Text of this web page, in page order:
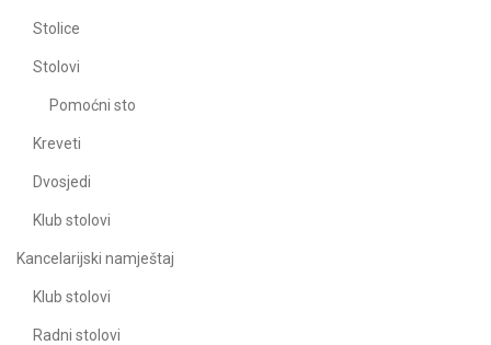
Stolice
Stolovi
Pomoćni sto
Kreveti
Dvosjedi
Klub stolovi
Kancelarijski namještaj
Klub stolovi
Radni stolovi